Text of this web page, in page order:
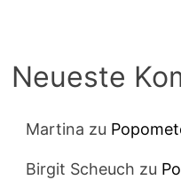
Neueste
Martina zu
Birgit Scheuch zu